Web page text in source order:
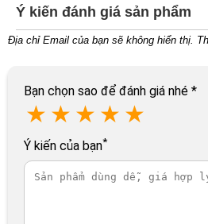
Ý kiến đánh giá sản phẩm
Địa chỉ Email của bạn sẽ không hiển thị.
Bạn chọn sao để đánh giá nhé *
★ ★ ★ ★ ★
Ý kiến của bạn*